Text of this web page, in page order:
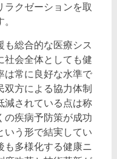
ラクゼーションを取
も総合的な医療シス
社会全体としても健
は常に良好な水準で
双方による協力体制
減されている点は称
の疾病予防策が成功
いう形で結実してい
も多様化する健康ニ